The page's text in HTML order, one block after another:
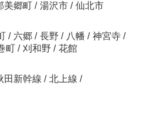
美郷町 / 湯沢市 / 仙北市
/ 六郷 / 長野 / 八幡 / 神宮寺 /
町 / 刈和野 / 花館
田新幹線 / 北上線 /